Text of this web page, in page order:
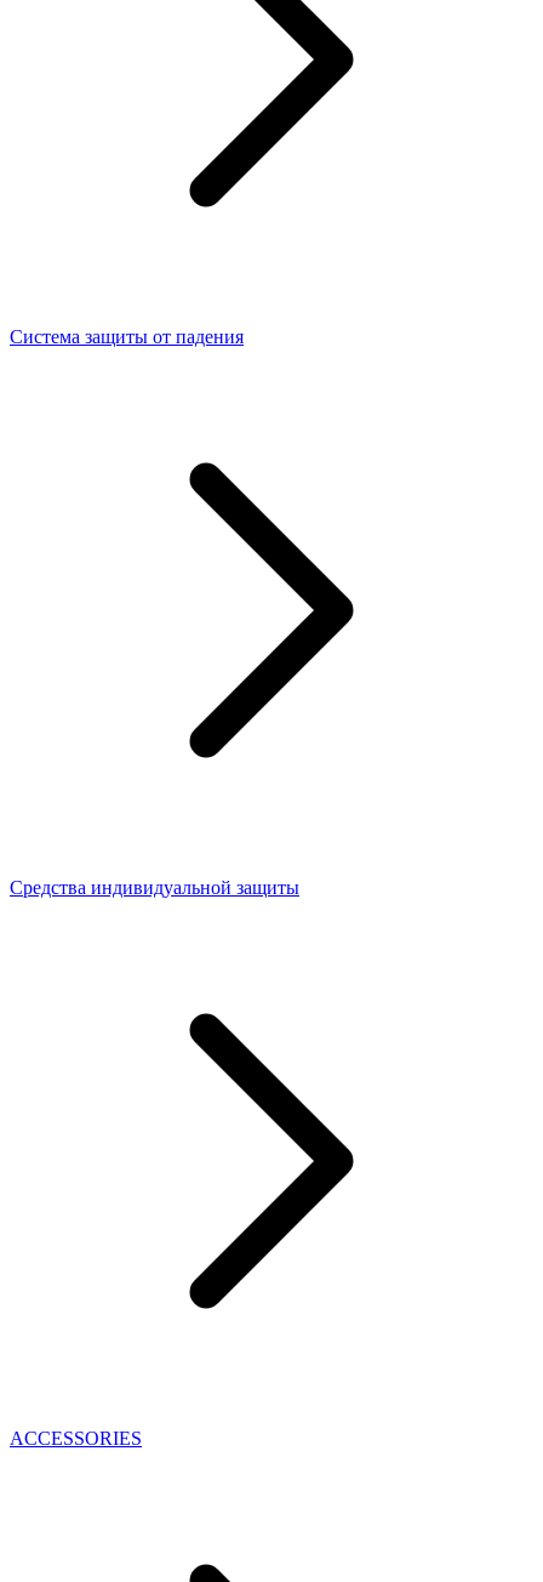
Система защиты от падения
Средства индивидуальной защиты
ACCESSORIES